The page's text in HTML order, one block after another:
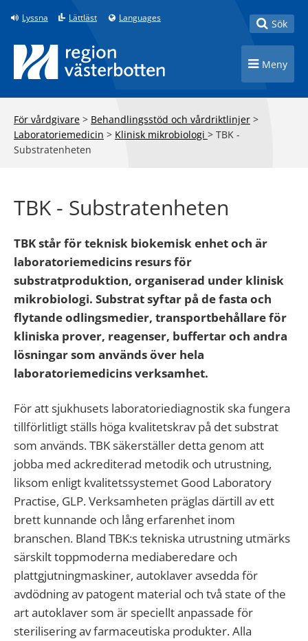
Till innehåll på sidan
Lyssna Lättläst Languages Toggle
Sök
Toggle
Meny
För vårdgivare > Behandlingsstöd och vårdriktlinjer >
Laboratoriemedicin > Klinisk mikrobiologi > TBK -
Substratenheten
TBK - Substratenheten
TBK står för teknisk biokemisk enhet och är
laboratoriemedicins resurs för
substratproduktion, organiserad under klinisk
mikrobiologi. Substrat syftar på de fasta och
flytande odlingsmedier, transportbehållare för
kliniska prover, reagenser, buffertar och andra
lösningar som används över hela
laboratoriemedicins verksamhet.
För att sjukhusets laboratoriediagnostik ska fungera
tillförlitligt ställs höga kvalitetskrav på det substrat
som används. TBK säkerställer detta genom att
jobba med ackrediterad metodik och utrustning,
liksom enligt kvalitetssystemet Good Laboratory
Practise, GLP. Verksamheten präglas därtill av ett
brett kunnande och lång erfarenhet inom
branschen. Bland TBK:s tekniska utrustning utmärks
särskilt toppmoderna mediaberedare och
plattgjutningmaskiner, autoklaver avsedda för
avdödning av patogent material och två state of the
art autoklaver som är speciellt anpassade för
sterilisering av farmaceutiska produkter. Alla